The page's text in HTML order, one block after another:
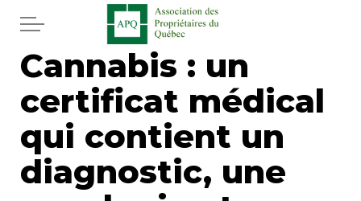
Aller au contenu principal
Accueil
Services
Actualités
Cannabis : un
certificat médical
qui contient un
diagnostic, une